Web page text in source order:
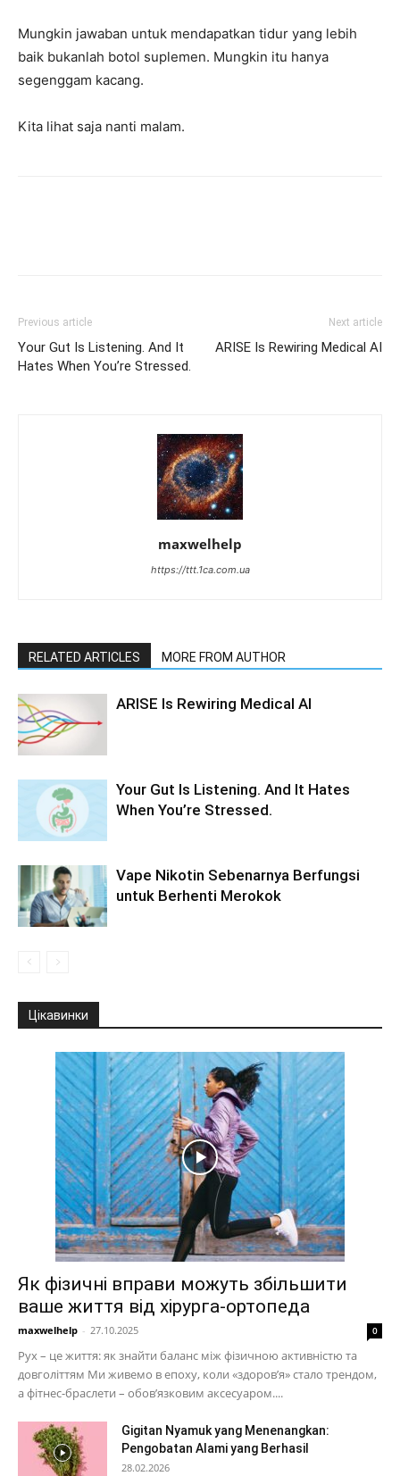
Mungkin jawaban untuk mendapatkan tidur yang lebih
baik bukanlah botol suplemen. Mungkin itu hanya
segenggam kacang.
Kita lihat saja nanti malam.
Previous article
Your Gut Is Listening. And It
Hates When You’re Stressed.
Next article
ARISE Is Rewiring Medical AI
maxwelhelp
https://ttt.1ca.com.ua
RELATED ARTICLES MORE FROM AUTHOR
ARISE Is Rewiring Medical AI
Your Gut Is Listening. And It Hates
When You’re Stressed.
Vape Nikotin Sebenarnya Berfungsi
untuk Berhenti Merokok
Цікавинки
Як фізичні вправи можуть збільшити
ваше життя від хірурга-ортопеда
maxwelhelp - 27.10.2025 0
Рух – це життя: як знайти баланс між фізичною активністю та
довголіттям Ми живемо в епоху, коли «здоров’я» стало трендом,
а фітнес-браслети – обов’язковим аксесуаром....
Gigitan Nyamuk yang Menenangkan:
Pengobatan Alami yang Berhasil
28.02.2026